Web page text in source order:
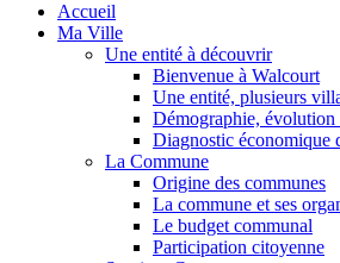
Accueil
Ma Ville
Une entité à découvrir
Bienvenue à Walcourt
Une entité, plusieurs
Démographie, évolution
Diagnostic économique
La Commune
Origine des communes
La commune et ses
Le budget communal
Participation citoyenne